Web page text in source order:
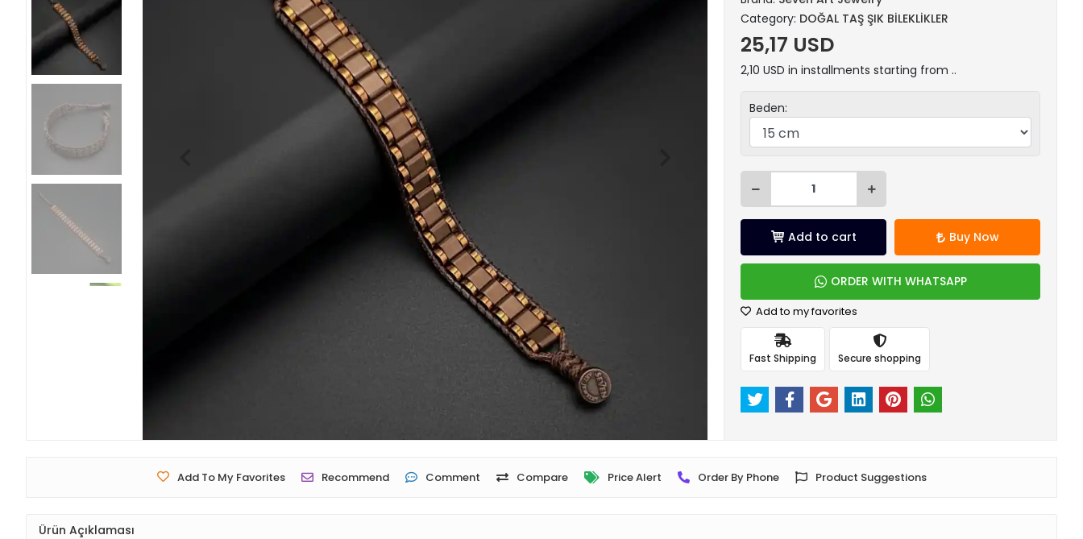
Category: DOĞAL TAŞ ŞIK BİLEKLİKLER
25,17 USD
2,10 USD in installments starting from ..
Beden:
Add to cart Buy Now
ORDER WITH WHATSAPP
Add to my favorites
Fast Shipping Secure shopping
Add To My Favorites Recommend Comment Compare Price Alert Order By Phone Product Suggestions
Ürün Açıklaması